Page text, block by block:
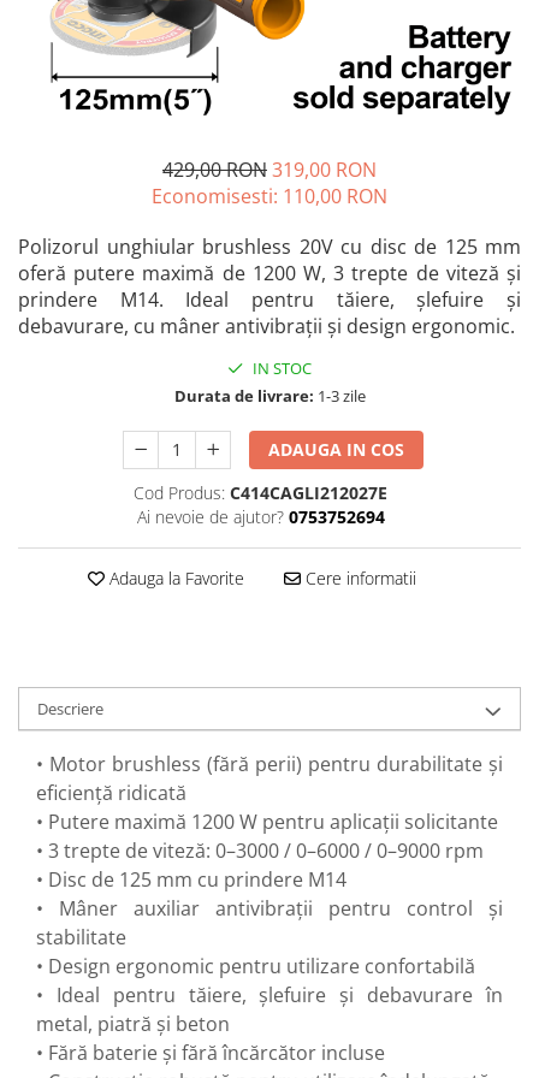
Mașini de șlefuit
Măști de sudură
Nivele cu bulă
Capsatoare
Căni
Drujbă
Echipamente de protecție
Foarfeci Grădină
Grătare Electrice
Grătare și accesorii
Mașină de tocat carne
Oale și vase de gătit
Perne
Pistol pentru vopsit
Presostate/Regulatoare de
presiune
Prelungitoare
Rindele electrice
Accesorii rindele
Scule electrice
Accesorii pentru polizor
Accesorii scule electrice
Compresoare aer
Fierastrau sabie
Fierăstrău circular
Flexuri
429,00 RON319,00 RON
Economisesti: 110,00 RON
Polizorul unghiular brushless 20V cu disc de 125 mm
oferă putere maximă de 1200 W, 3 trepte de viteză și
prindere M14. Ideal pentru tăiere, șlefuire și
debavurare, cu mâner antivibrații și design ergonomic.
IN STOC
Durata de livrare: 1-3 zile
ADAUGA IN COS
Cod Produs: C414CAGLI212027E
Ai nevoie de ajutor? 0753752694
Adauga la Favorite Cere informatii
Descriere
• Motor brushless (fără perii) pentru durabilitate și
eficiență ridicată
• Putere maximă 1200 W pentru aplicații solicitante
• 3 trepte de viteză: 0–3000 / 0–6000 / 0–9000 rpm
• Disc de 125 mm cu prindere M14
• Mâner auxiliar antivibrații pentru control și
stabilitate
• Design ergonomic pentru utilizare confortabilă
• Ideal pentru tăiere, șlefuire și debavurare în
metal, piatră și beton
• Fără baterie și fără încărcător incluse